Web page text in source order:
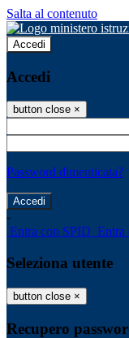
Salta al contenuto
Accedi
Accedi
button close ×
Password dimenticata?
-
Entra con SPID Entra
Seleziona utente
button close ×
Recupero